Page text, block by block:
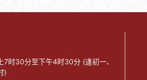
7时30分至下午4时30分 (逢初一、
)